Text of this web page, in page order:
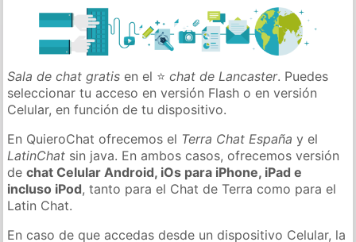
Sala de chat gratis en el ⭐chat de Lancaster. Puedes
seleccionar tu acceso en versión Flash o en versión
Celular, en función de tu dispositivo.
En QuieroChat ofrecemos el Terra Chat España y el
LatinChat sin java. En ambos casos, ofrecemos versión
dechat Celular Android, iOs para iPhone, iPad e
incluso iPod, tanto para el Chat de Terra como para el
Latin Chat.
En caso de que accedas desde un dispositivo Celular, la